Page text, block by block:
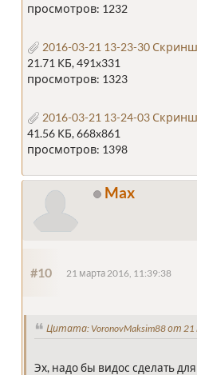
просмотров: 1232
2016-03-21 13-23-30
21.71 КБ, 491x331
просмотров: 1323
2016-03-21 13-24-03
41.56 КБ, 668x861
просмотров: 1398
Max
#10 21 марта 2016, 11:39:38
Цитата: VoronovMaksim88 от
Эх, надо бы видос сделать